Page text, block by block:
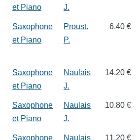
et Piano
J.
Saxophone
et Piano
Proust.
P.
6.40 €
Saxophone
et Piano
Naulais
J.
14.20 €
Saxophone
et Piano
Naulais
J.
10.80 €
Saxophone
Naulais
11.20 €